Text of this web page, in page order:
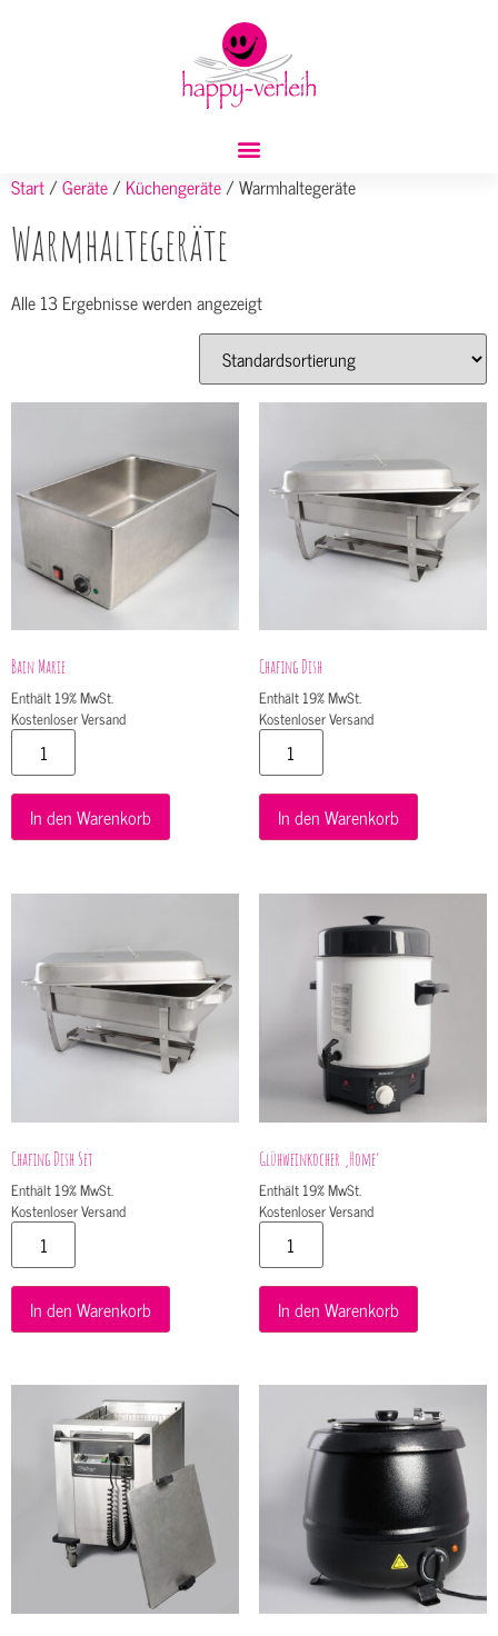
Start/Geräte/ Küchengeräte/ Warmhaltegeräte
Warmhaltegeräte
Alle 13 Ergebnisse werden angezeigt
Bain Marie
Enthält 19% MwSt.
Kostenloser Versand
In den Warenkorb
Chafing Dish
Enthält 19% MwSt.
Kostenloser Versand
In den Warenkorb
Chafing Dish Set
Enthält 19% MwSt.
Kostenloser Versand
In den Warenkorb
Glühweinkocher ‚Home‘
Enthält 19% MwSt.
Kostenloser Versand
In den Warenkorb